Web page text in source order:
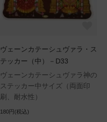
ヴェーンカテーシュヴァラ・ス
テッカー（中）－D33
ヴェーンカテーシュヴァラ神の
ステッカー中サイズ（両面印
刷、耐水性）
180円(税込)